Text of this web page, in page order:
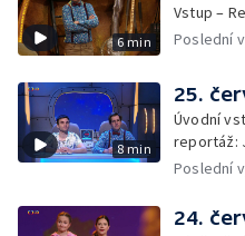
6 min
Vstup –
Poslední
8 min
25.
Úvodní
reportáž:
Poslední
24.